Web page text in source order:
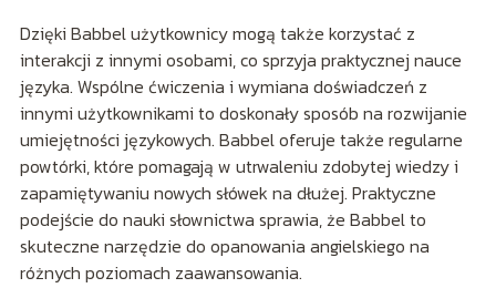
Dzięki Babbel użytkownicy mogą także korzystać z
interakcji z innymi osobami, co sprzyja praktycznej nauce
języka. Wspólne ćwiczenia i wymiana doświadczeń z
innymi użytkownikami to doskonały sposób na rozwijanie
umiejętności językowych. Babbel oferuje także regularne
powtórki, które pomagają w utrwaleniu zdobytej wiedzy i
zapamiętywaniu nowych słówek na dłużej. Praktyczne
podejście do nauki słownictwa sprawia, że Babbel to
skuteczne narzędzie do opanowania angielskiego na
różnych poziomach zaawansowania.